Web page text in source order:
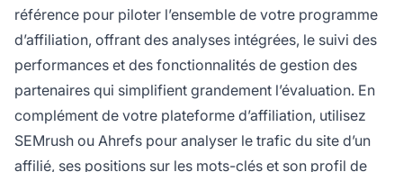
référence pour piloter l’ensemble de votre programme
d’affiliation, offrant des analyses intégrées, le suivi des
performances et des fonctionnalités de gestion des
partenaires qui simplifient grandement l’évaluation. En
complément de votre plateforme d’affiliation, utilisez
SEMrush ou Ahrefs pour analyser le trafic du site d’un
affilié, ses positions sur les mots-clés et son profil de